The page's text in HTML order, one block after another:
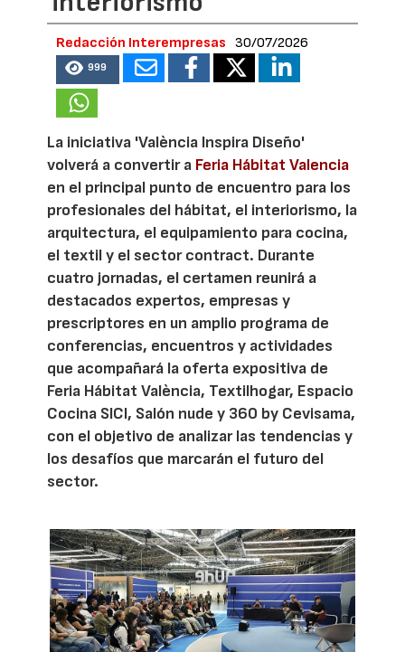
Redacción Interempresas 30/07/2026
999
La iniciativa 'València Inspira Diseño'
volverá a convertir a Feria Hábitat Valencia
en el principal punto de encuentro para los
profesionales del hábitat, el interiorismo, la
arquitectura, el equipamiento para cocina,
el textil y el sector contract. Durante
cuatro jornadas, el certamen reunirá a
destacados expertos, empresas y
prescriptores en un amplio programa de
conferencias, encuentros y actividades
que acompañará la oferta expositiva de
Feria Hábitat València, Textilhogar, Espacio
Cocina SICI, Salón nude y 360 by Cevisama,
con el objetivo de analizar las tendencias y
los desafíos que marcarán el futuro del
sector.